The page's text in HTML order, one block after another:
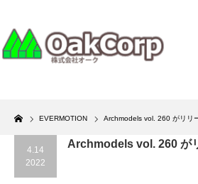
Home
EVERMOTION Archmodels vol. 260 がリリ
4.14
2022
Archmodels vol. 260 が